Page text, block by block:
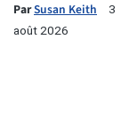
ParSusan Keith
3
août 2026